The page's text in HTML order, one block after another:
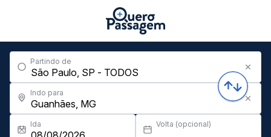
Partindo de
Indo para
Ida Volta (opcional)